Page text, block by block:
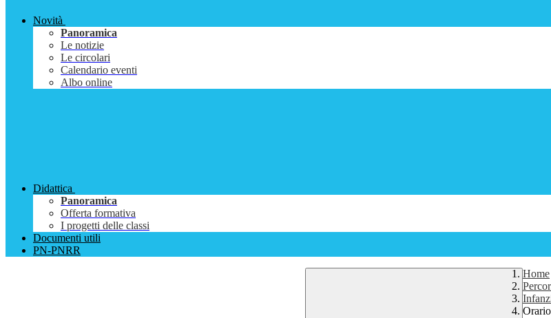
Novità
Panoramica
Le notizie
Le circolari
Calendario eventi
Albo online
Didattica
Panoramica
Offerta formativa
I progetti delle classi
Documenti utili
PN-PNRR
Home
Orario